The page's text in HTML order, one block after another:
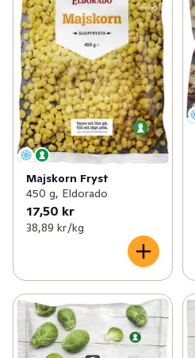
Majskorn Fryst
450 g, Eldorado
17,50 kr
38,89 kr /kg